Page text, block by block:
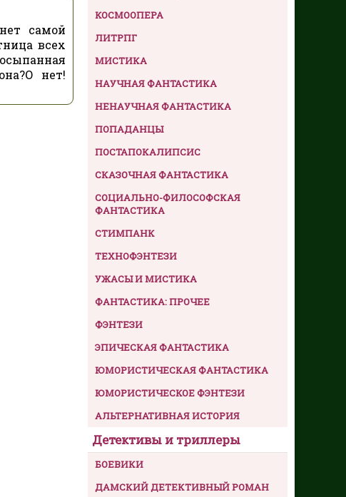
самой
всех
нет!
КОСМООПЕРА
ЛИТРПГ
МИСТИКА
НАУЧНАЯ ФАНТАСТИКА
НЕНАУЧНАЯ ФАНТАСТИКА
ПОПАДАНЦЫ
ПОСТАПОКАЛИПСИС
СКАЗОЧНАЯ ФАНТАСТИКА
СОЦИАЛЬНО-ФИЛОСОФСКАЯ
ФАНТАСТИКА
СТИМПАНК
ТЕХНОФЭНТЕЗИ
УЖАСЫ И МИСТИКА
ФАНТАСТИКА: ПРОЧЕЕ
ФЭНТЕЗИ
ЭПИЧЕСКАЯ ФАНТАСТИКА
ЮМОРИСТИЧЕСКАЯ ФАНТАСТИКА
ЮМОРИСТИЧЕСКОЕ ФЭНТЕЗИ
АЛЬТЕРНАТИВНАЯ ИСТОРИЯ
Детективы и триллеры
БОЕВИКИ
ДАМСКИЙ ДЕТЕКТИВНЫЙ РОМАН